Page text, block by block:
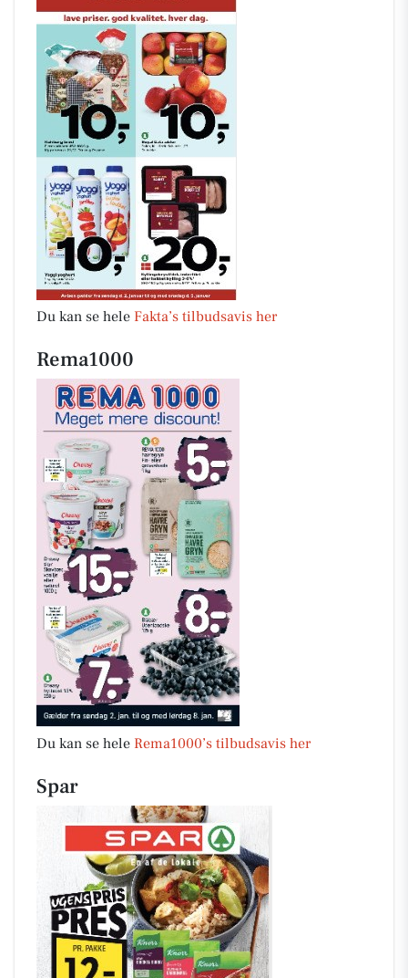
Du kan se hele Fakta’s tilbudsavis her
Rema1000
Du kan se hele Rema1000’s tilbudsavis her
Spar